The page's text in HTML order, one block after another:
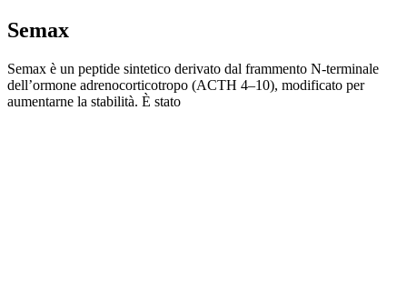
Semax
Semax è un peptide sintetico derivato dal frammento N-terminale
dell’ormone adrenocorticotropo (ACTH 4–10), modificato per
aumentarne la stabilità. È stato